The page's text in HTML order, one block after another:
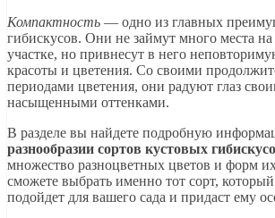
Компактность — одно из главных
гибискусов. Они не займут много места
участке, но привнесут в него
красоты и цветения. Со своими
периодами цветения, они радуют глаз
насыщенными оттенками.
В разделе вы найдете подробную
разнообразии сортов кустовых
множество разноцветных цветов и форм
сможете выбрать именно тот сорт,
подойдет для вашего сада и придаст ему